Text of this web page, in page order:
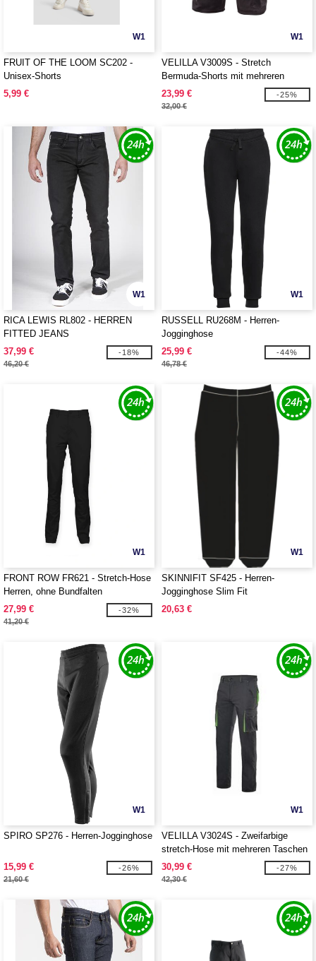
W1
FRUIT OF THE LOOM SC202 -
Unisex-Shorts
5,99 €
W1
VELILLA V3009S - Stretch
Bermuda-Shorts mit mehreren
Taschen
23,99 €
32,00 €
-25%
W1
RICA LEWIS RL802 - HERREN
FITTED JEANS
37,99 €
46,20 €
-18%
W1
RUSSELL RU268M - Herren-
Jogginghose
25,99 €
46,78 €
-44%
W1
FRONT ROW FR621 - Stretch-Hose
Herren, ohne Bundfalten
27,99 €
41,20 €
-32%
W1
SKINNIFIT SF425 - Herren-
Jogginghose Slim Fit
20,63 €
W1
SPIRO SP276 - Herren-Jogginghose
15,99 €
21,60 €
-26%
W1
VELILLA V3024S - Zweifarbige
stretch-Hose mit mehreren Taschen
30,99 €
42,30 €
-27%